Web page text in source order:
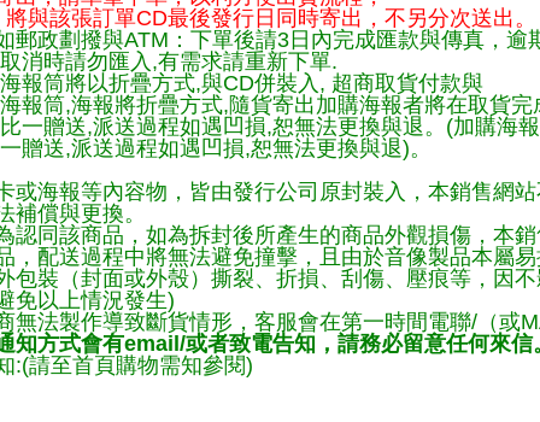
該張訂單CD最後發行日同時寄出，不另分次送出。
郵政劃撥與ATM：下單後請3日內完成匯款與傳真，
消時請勿匯入,有需求請重新下單.
報筒將以折疊方式,與CD併裝入, 超商取貨付款與
報筒,海報將折疊方式,隨貨寄出加購海報者將在取貨
一贈送,派送過程如遇凹損,恕無法更換與退。(加購海
贈送,派送過程如遇凹損,恕無法更換與退)。
或海報等內容物，皆由發行公司原封裝入，本銷售網
補償與更換。
認同該商品，如為拆封後所產生的商品外觀損傷，本
，配送過程中將無法避免撞擊，且由於音像製品本屬
包裝（封面或外殼）撕裂、折損、刮傷、壓痕等，因
免以上情況發生)
無法製作導致斷貨情形，客服會在第一時間電聯/（或
知方式會有email/或者致電告知，請務必留意任何來信
:(請至首頁購物需知參閱)